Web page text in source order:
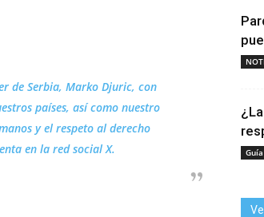
de Serbia, Marko Djuric, con
países, así como nuestro
y el respeto al derecho
en la red social X.